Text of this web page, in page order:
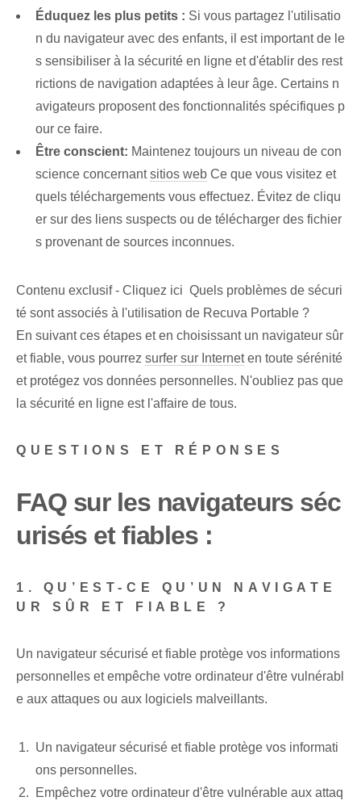
Éduquez les plus petits : Si vous partagez l'utilisatio
n du navigateur avec des enfants, il est important de le
s sensibiliser à la sécurité en ligne et d'établir des rest
rictions de navigation adaptées à leur âge. Certains n
avigateurs proposent des fonctionnalités spécifiques p
our ce faire.
Être conscient: Maintenez toujours un niveau de con
science concernantsitios web Ce que vous visitez et
quels téléchargements vous effectuez. Évitez de cliqu
er sur des liens suspects ou de télécharger des fichier
s provenant de sources inconnues.
Contenu exclusif - Cliquez ici Quels problèmes de sécuri
té sont associés à l'utilisation de Recuva Portable ?
En suivant ces étapes et en choisissant un navigateur sûr
et fiable, vous pourrez surfer sur Interneten toute sérénité
et protégez vos données personnelles. N'oubliez pas que
la sécurité en ligne est l'affaire de tous.
QUESTIONS ET RÉPONSES
FAQ sur les navigateurs séc
urisés et fiables :
1. QU’EST-CE QU’UN NAVIGATE
UR SÛR ET FIABLE ?
Un navigateur sécurisé et fiable protège vos informations
personnelles et empêche votre ordinateur d'être vulnérabl
e aux attaques ou aux logiciels malveillants.
Un navigateur sécurisé et fiable protège vos informati
ons personnelles.
Empêchez votre ordinateur d'être vulnérable aux attaq